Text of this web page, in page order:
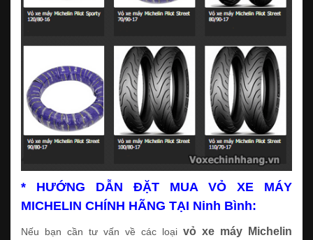
* HƯỚNG DẪN ĐẶT MUA VỎ XE MÁY
MICHELIN CHÍNH HÃNG TẠI Ninh Bình:
Nếu bạn cần tư vấn về các loại vỏ xe máy Michelin